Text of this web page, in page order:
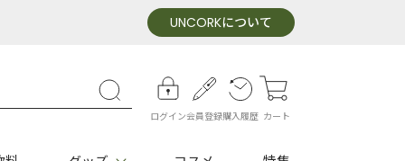
UNCORKについて
ログイン会員登録購入履歴 カート